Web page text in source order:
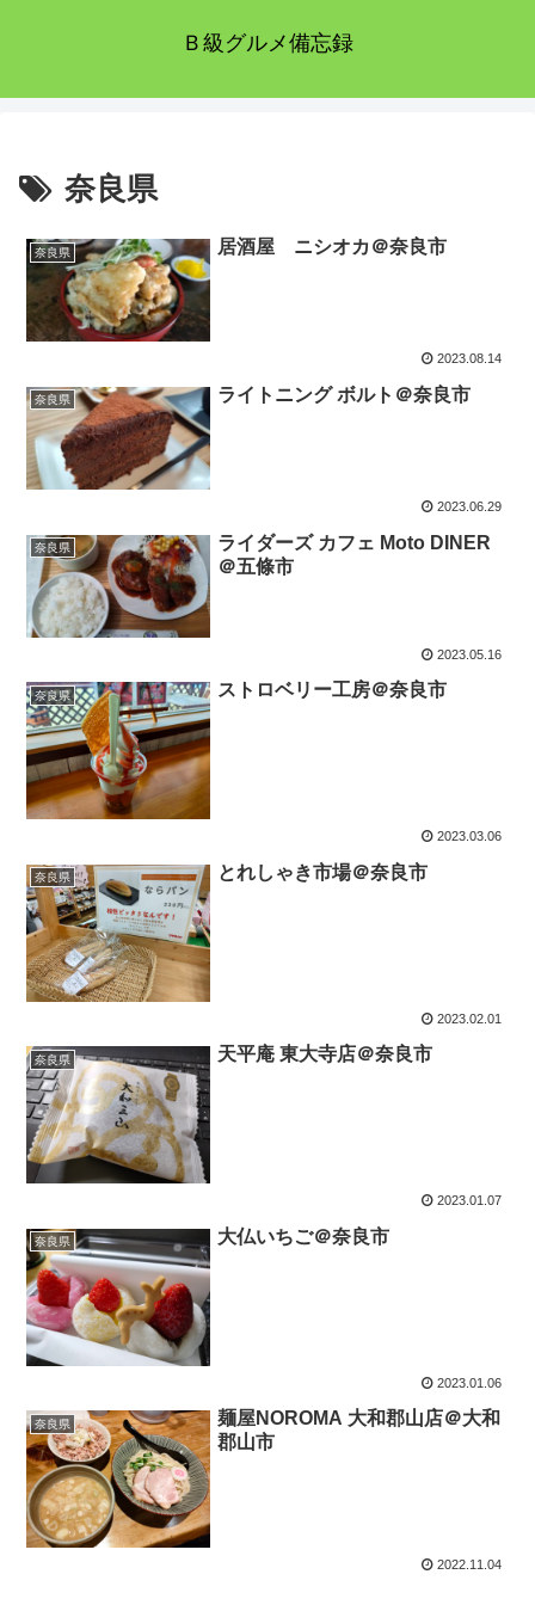
Ｂ級グルメ備忘録
奈良県
奈良県 居酒屋 ニシオカ＠奈良市
2023.08.14
奈良県 ライトニング ボルト＠奈良市
2023.06.29
奈良県
ライダーズ カフェ Moto DINER
＠五條市
2023.05.16
奈良県 ストロベリー工房＠奈良市
2023.03.06
奈良県 とれしゃき市場＠奈良市
2023.02.01
奈良県 天平庵 東大寺店＠奈良市
2023.01.07
奈良県 大仏いちご＠奈良市
2023.01.06
奈良県
麺屋NOROMA 大和郡山店＠大和
郡山市
2022.11.04